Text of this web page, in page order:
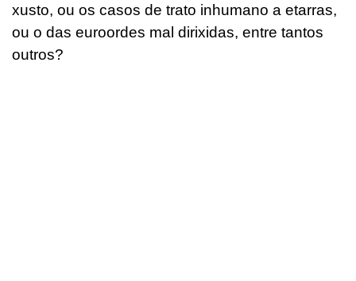
xusto, ou os casos de trato inhumano a etarras,
ou o das euroordes mal dirixidas, entre tantos
outros?